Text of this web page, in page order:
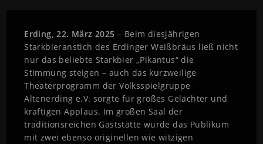
Erding, 22. März 2025 – Beim diesjährigen
Starkbieranstich des Erdinger Weißbräus ließ nicht
nur das beliebte Starkbier „Pikantus“ die
Stimmung steigen – auch das kurzweilige
Theaterprogramm der Volksspielgruppe
Altenerding e.V. sorgte für großes Gelächter und
kräftigen Applaus. Im großen Saal der
traditionsreichen Gaststätte wurde das Publikum
mit zwei ebenso originellen wie witzigen